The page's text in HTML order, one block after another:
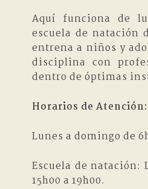
Aquí funciona de
escuela de natación
entrena a niños y
disciplina con
dentro de óptimas
Horarios de Atención:
Lunes a domingo de
Escuela de natación:
15h00 a 19h00.